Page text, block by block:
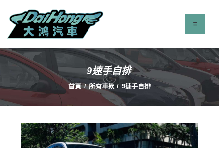
9速手自排
首頁 所有車款 9速手自排
最新消息
服務項目
立即找車
聯絡我們
關於我們